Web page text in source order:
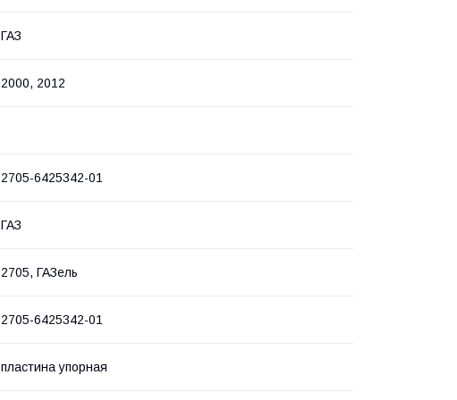
ГАЗ
2000, 2012
2705-6425342-01
ГАЗ
2705, ГАЗель
2705-6425342-01
пластина упорная